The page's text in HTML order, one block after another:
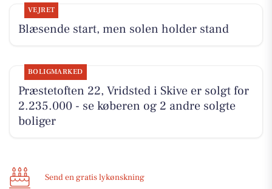
VEJRET
Blæsende start, men solen holder stand
BOLIGMARKED
Præstetoften 22, Vridsted i Skive er solgt for
2.235.000 - se køberen og 2 andre solgte
boliger
Send en gratis lykønskning